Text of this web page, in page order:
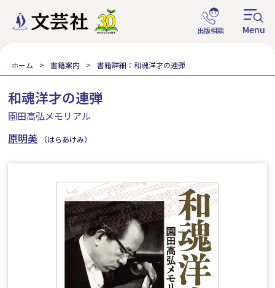
ホーム 書籍案内 書籍詳細：和魂洋才の連弾
和魂洋才の連弾
園田高弘メモリアル
原明美 （はらあけみ）